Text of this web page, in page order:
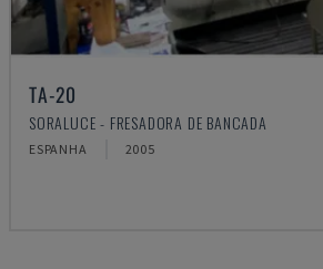
TA-20
SORALUCE - FRESADORA DE BANCADA
ESPANHA 2005